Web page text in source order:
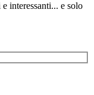
interessanti... e solo